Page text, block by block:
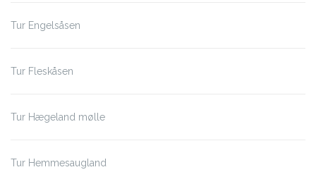
Tur Engelsåsen
Tur Fleskåsen
Tur Hægeland mølle
Tur Hemmesaugland